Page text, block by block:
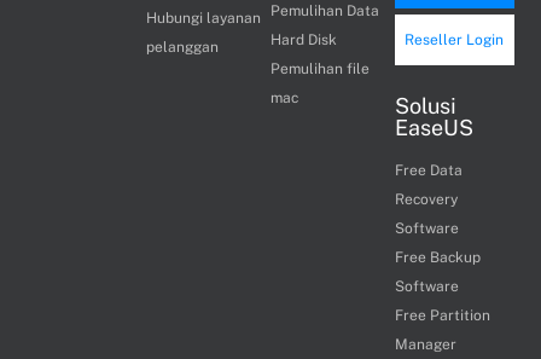
Hubungi layanan
pelanggan
Pemulihan Data
Hard Disk
Pemulihan file
mac
Reseller Login
Solusi
EaseUS
Free Data
Recovery
Software
Free Backup
Software
Free Partition
Manager